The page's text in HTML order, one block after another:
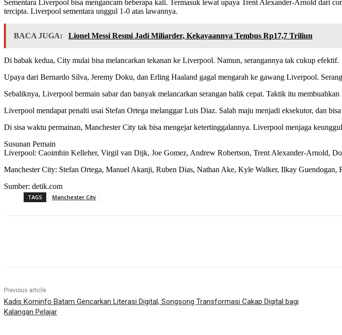
Sementara Liverpool bisa mengancam beberapa kali. Termasuk lewat upaya Trent Alexander-Arnold dari
tercipta. Liverpool sementara unggul 1-0 atas lawannya.
BACA JUGA: Lionel Messi Resmi Jadi Miliarder, Kekayaannya Tembus Rp17,7 Triliun
Di babak kedua, City mulai bisa melancarkan tekanan ke Liverpool. Namun, serangannya tak cukup efektif.
Upaya dari Bernardo Silva, Jeremy Doku, dan Erling Haaland gagal mengarah ke gawang Liverpool.
Sebaliknya, Liverpool bermain sabar dan banyak melancarkan serangan balik cepat. Taktik itu
Liverpool mendapat penalti usai Stefan Ortega melanggar Luis Diaz. Salah maju menjadi eksekutor, dan
Di sisa waktu permainan, Manchester City tak bisa mengejar ketertinggalannya. Liverpool menjaga
Susunan Pemain
Liverpool: Caoimhin Kelleher, Virgil van Dijk, Joe Gomez, Andrew Robertson, Trent Alexander-Arnold,
Manchester City: Stefan Ortega, Manuel Akanji, Ruben Dias, Nathan Ake, Kyle Walker, Ilkay
Sumber: detik.com
TAGS Manchester City
Previous article
Kadis Kominfo Batam Gencarkan Literasi Digital, Songsong Transformasi Cakap Digital bagi
Kalangan Pelajar